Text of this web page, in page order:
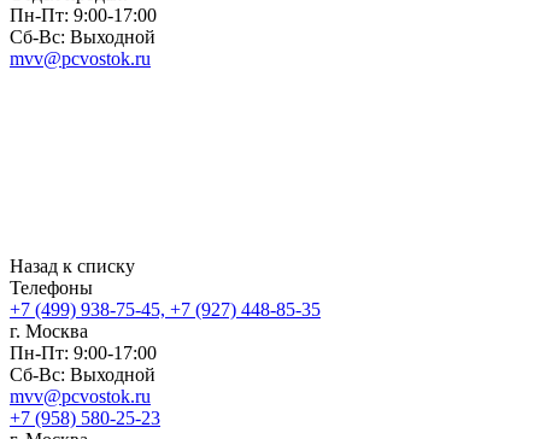
Пн-Пт: 9:00-17:00
Сб-Вс: Выходной
mvv@pcvostok.ru
Назад к списку
Телефоны
+7 (499) 938-75-45, +7 (927) 448-85-35
г. Москва
Пн-Пт: 9:00-17:00
Сб-Вс: Выходной
mvv@pcvostok.ru
+7 (958) 580-25-23